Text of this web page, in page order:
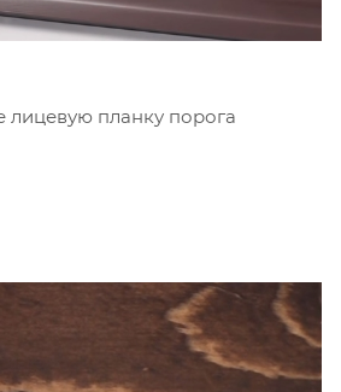
лицевую планку порога